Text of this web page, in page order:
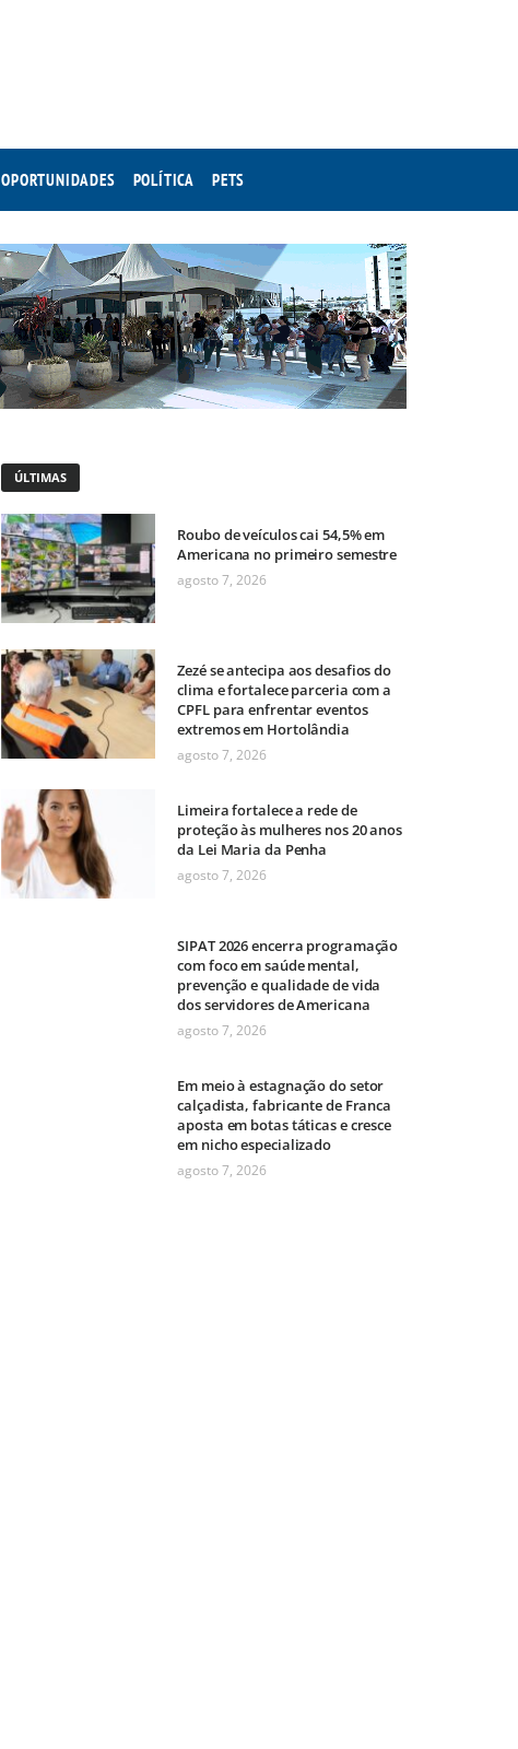
OPORTUNIDADES POLÍTICA PETS
ÚLTIMAS
Roubo de veículos cai 54,5% em
Americana no primeiro semestre
agosto 7, 2026
Zezé se antecipa aos desafios do
clima e fortalece parceria com a
CPFL para enfrentar eventos
extremos em Hortolândia
agosto 7, 2026
Limeira fortalece a rede de
proteção às mulheres nos 20 anos
da Lei Maria da Penha
agosto 7, 2026
SIPAT 2026 encerra programação
com foco em saúde mental,
prevenção e qualidade de vida
dos servidores de Americana
agosto 7, 2026
Em meio à estagnação do setor
calçadista, fabricante de Franca
aposta em botas táticas e cresce
em nicho especializado
agosto 7, 2026